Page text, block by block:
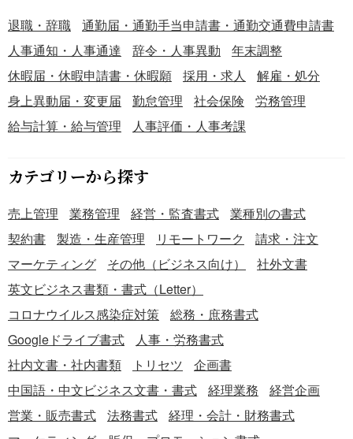
退職・辞職
通勤届・通勤手当申請書・通勤交通費申請書
人事通知・人事通達
辞令・人事異動
年末調整
休暇届・休暇申請書・休暇願
採用・求人
解雇・処分
身上異動届・変更届
勤怠管理 社会保険
労務管理
給与計算・給与管理
人事評価・人事考課
カテゴリーから探す
売上管理 業務管理 経営・監査書式
業種別の書式
契約書
製造・生産管理 リモートワーク
請求・注文
マーケティング
その他（ビジネス向け）
社外文書
英文ビジネス書類・書式（Letter）
コロナウイルス感染症対策
総務・庶務書式
Googleドライブ書式
人事・労務書式
社内文書・社内書類
トリセツ
企画書
中国語・中文ビジネス文書・書式
経理業務
経営企画
営業・販売書式
法務書式
経理・会計・財務書式